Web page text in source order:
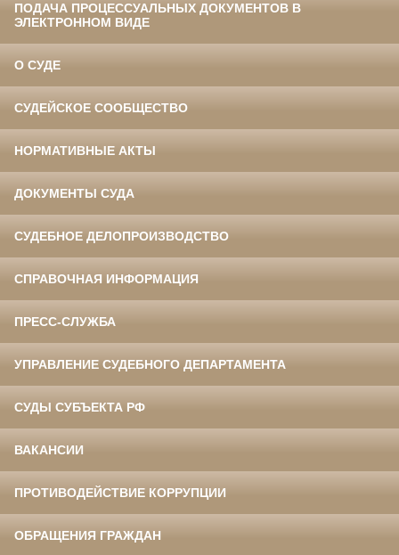
ПОДАЧА ПРОЦЕССУАЛЬНЫХ ДОКУМЕНТОВ В
ЭЛЕКТРОННОМ ВИДЕ
О СУДЕ
СУДЕЙСКОЕ СООБЩЕСТВО
НОРМАТИВНЫЕ АКТЫ
ДОКУМЕНТЫ СУДА
СУДЕБНОЕ ДЕЛОПРОИЗВОДСТВО
СПРАВОЧНАЯ ИНФОРМАЦИЯ
ПРЕСС-СЛУЖБА
УПРАВЛЕНИЕ СУДЕБНОГО ДЕПАРТАМЕНТА
СУДЫ СУБЪЕКТА РФ
ВАКАНСИИ
ПРОТИВОДЕЙСТВИЕ КОРРУПЦИИ
ОБРАЩЕНИЯ ГРАЖДАН